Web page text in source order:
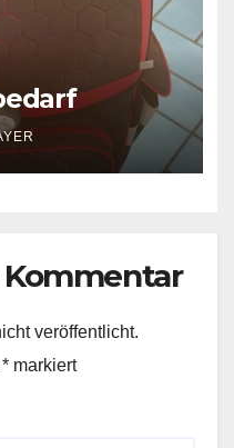
veröffentlicht.
* markiert